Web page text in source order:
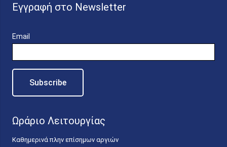
Εγγραφή στο Newsletter
Email
Ωράριο Λειτουργίας
Καθημερινά πλην επίσημων αργιών